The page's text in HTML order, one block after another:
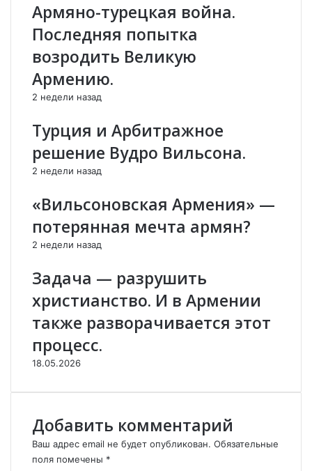
а
л
б
а
н
"
*
г
д
р
о
в
о
п
о
м
Т
а
д
р
о
я
р
ж
б
н
а
д
ж
Армяно-турецкая война.
Последняя попытка
возродить Великую
Армению.
2 недели назад
Турция и Арбитражное
решение Вудро Вильсона.
2 недели назад
«Вильсоновская Армения» —
потерянная мечта армян?
2 недели назад
Задача — разрушить
христианство. И в Армении
также разворачивается этот
процесс.
18.05.2026
Добавить комментарий
Ваш адрес email не будет опубликован. Обязательные
поля помечены *